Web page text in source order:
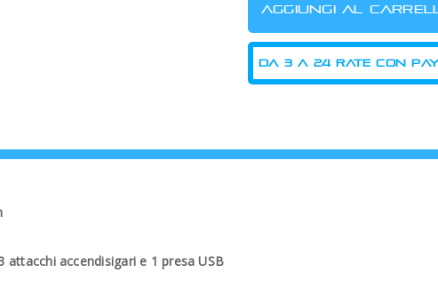
attacchi accendisigari e 1 presa USB